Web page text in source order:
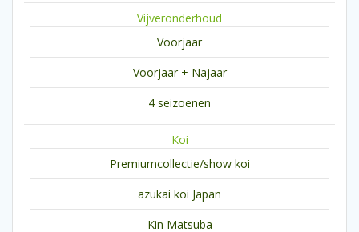
Vijveronderhoud
Voorjaar
Voorjaar + Najaar
4 seizoenen
Koi
Premiumcollectie/show koi
azukai koi Japan
Kin Matsuba